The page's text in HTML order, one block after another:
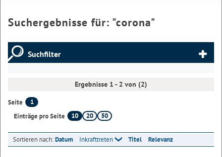
Suchergebnisse für: "corona"
Suchfilter
Ergebnisse 1 - 2 von (2)
Seite
1
Einträge pro Seite
10 20 50
Sortieren nach:Datum Inkrafttreten Titel Relevanz